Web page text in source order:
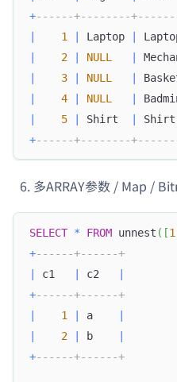
+------+--------
1 Laptop
2 NULL
3 NULL
4 NULL
5 Shirt
+------+--------
多ARRAY参数 / Map /
SELECT * FROM unnest ( [1
+------+------+
c1 c2
+------+------+
1 a
2 b
+------+------+